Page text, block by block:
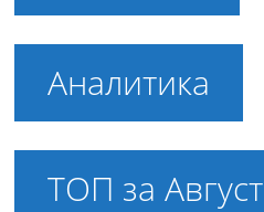
Аналитика
ТОП за Август